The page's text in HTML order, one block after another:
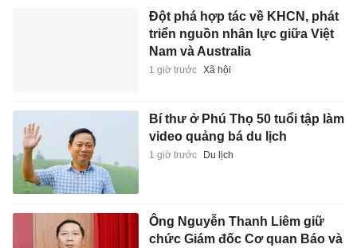
Đột phá hợp tác về KHCN, phát
triển nguồn nhân lực giữa Việt
Nam và Australia
1 giờ trước Xã hội
Bí thư ở Phú Thọ 50 tuổi tập làm
video quảng bá du lịch
1 giờ trước Du lịch
Ông Nguyễn Thanh Liêm giữ
chức Giám đốc Cơ quan Báo và